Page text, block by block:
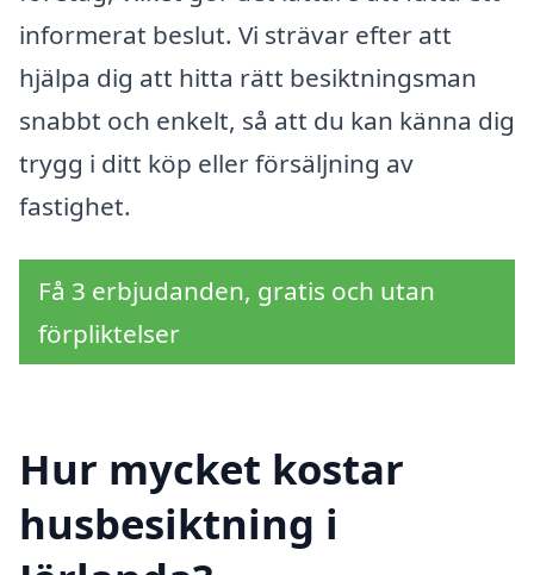
informerat beslut. Vi strävar efter att
hjälpa dig att hitta rätt besiktningsman
snabbt och enkelt, så att du kan känna dig
trygg i ditt köp eller försäljning av
fastighet.
Få 3 erbjudanden, gratis och utan
förpliktelser
Hur mycket kostar
husbesiktning i